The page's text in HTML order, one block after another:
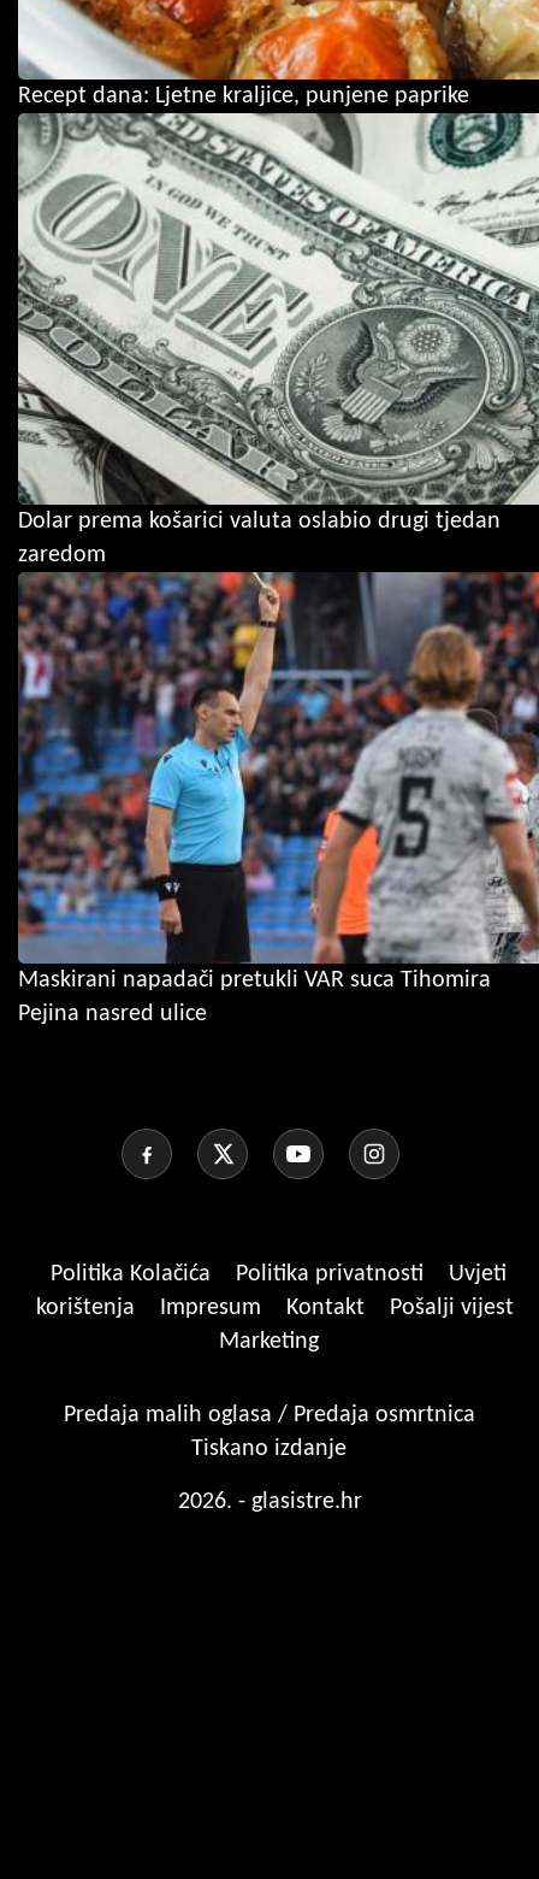
Recept dana: Ljetne kraljice, punjene paprike
Dolar prema košarici valuta oslabio drugi tjedan
zaredom
Maskirani napadači pretukli VAR suca Tihomira
Pejina nasred ulice
Politika Kolačića Politika privatnosti
Uvjeti
korištenja
Impresum Kontakt
Pošalji vijest
Marketing
Predaja malih oglasa / Predaja osmrtnica
Tiskano izdanje
2026. - glasistre.hr